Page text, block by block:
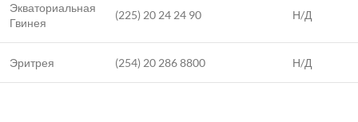
Экваториальная
Гвинея
(225) 20 24 24 90 Н/Д
Эритрея (254) 20 286 8800 Н/Д